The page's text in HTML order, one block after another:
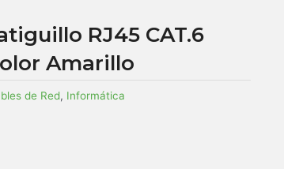
RJ45 CAT.6
Amarillo
de Red, Informática